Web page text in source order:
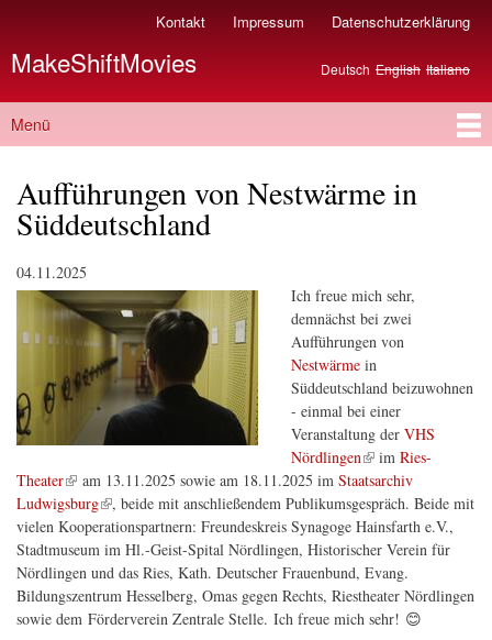
Direkt
Inhalt
Kontakt Impressum Datenschutzerklärung
MakeShiftMovies Deutsch English Italiano
Hauptmenü
Menü
Aufführungen von Nestwärme in
Süddeutschland
04.11.2025
Ich freue mich sehr,
demnächst bei zwei
Aufführungen von
Nestwärme in
Süddeutschland beizuwohnen
- einmal bei einer
Veranstaltung der VHS
Nördlingen
im Ries-
Theater
(Link ist extern)am 13.11.2025 sowie am 18.11.2025 im Staatsarchiv
Ludwigsburg
(Link ist extern) , beide mit anschließendem Publikumsgespräch. Beide mit
vielen Kooperationspartnern: Freundeskreis Synagoge Hainsfarth e.V.,
Stadtmuseum im Hl.-Geist-Spital Nördlingen, Historischer Verein für
Nördlingen und das Ries, Kath. Deutscher Frauenbund, Evang.
Bildungszentrum Hesselberg, Omas gegen Rechts, Riestheater Nördlingen
sowie dem Förderverein Zentrale Stelle. Ich freue mich sehr! 😊